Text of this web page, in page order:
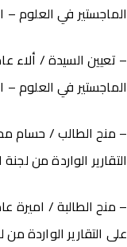
الماجستير في العلوم –
– تعيين السيدة /
الماجستير في العلوم –
– منح الطالب / حسام
التقارير الواردة من
– منح الطالبة / اميرة
على التقارير الواردة